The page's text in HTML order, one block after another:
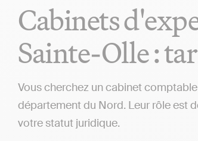
Cabinets
Sainte-Olle :
Vous cherchez un cabinet
département du Nord. Leur rôle est
votre statut juridique.